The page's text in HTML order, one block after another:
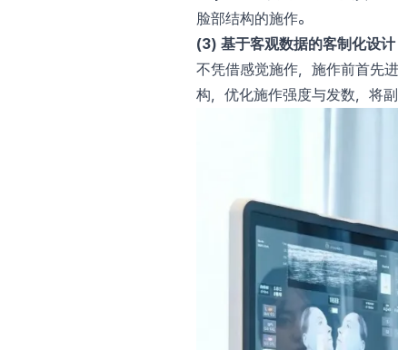
脸部结构的施作。
(3) 基于客观数据的客制化设计
不凭借感觉施作，施作前首先
构，优化施作强度与发数，将